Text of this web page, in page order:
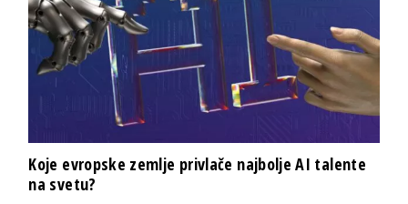
Koje evropske zemlje privlače najbolje AI talente
na svetu?